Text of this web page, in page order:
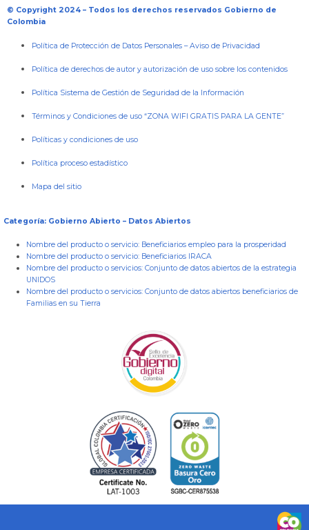
© Copyright 2024 – Todos los derechos reservados Gobierno de
Colombia
Política de Protección de Datos Personales –Aviso de Privacidad
Política de derechos de autor y autorización de uso sobre los contenidos
Política Sistema de Gestión de Seguridad de la Información
Términos y Condiciones de uso “ZONA WIFI GRATIS PARA LA GENTE”
Políticas y condiciones de uso
Política proceso estadístico
Mapa del sitio
Categoría: Gobierno Abierto – Datos Abiertos
Nombre del producto o servicio: Beneficiarios empleo para la prosperidad
Nombre del producto o servicio: Beneficiarios IRACA
Nombre del producto o servicios: Conjunto de datos abiertos de la estrategia
UNIDOS
Nombre del producto o servicios: Conjunto de datos abiertos beneficiarios de
Familias en su Tierra